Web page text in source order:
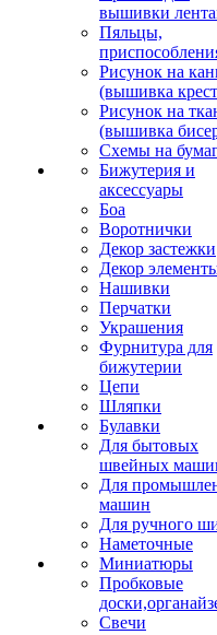
вышивки
Пяльцы,
Рисунок на
(вышивка
Рисунок на
(вышивка
Схемы на
Бижутерия и
аксессуары
Боа
Воротнички
Декор застежки
Декор
Нашивки
Перчатки
Украшения
Фурнитура для
бижутерии
Цепи
Шляпки
Булавки
Для бытовых
швейных
Для
машин
Для ручного
Наметочные
Миниатюры
Пробковые
Свечи